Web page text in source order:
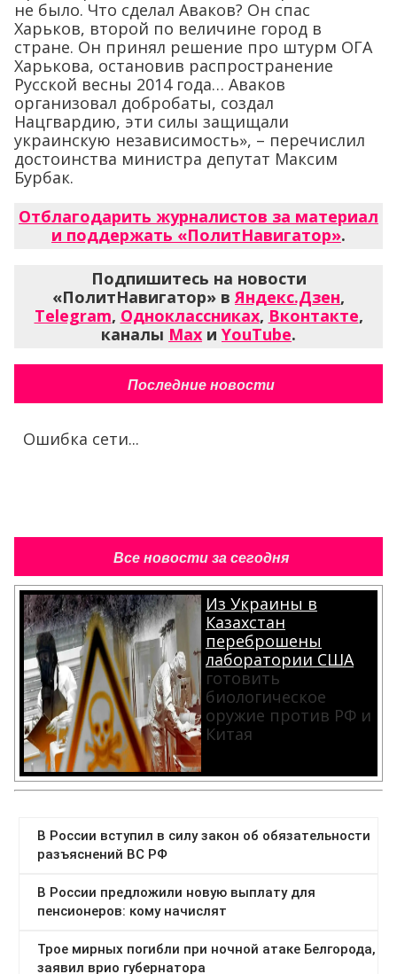
не было. Что сделал Аваков? Он спас
Харьков, второй по величине город в
стране. Он принял решение про штурм ОГА
Харькова, остановив распространение
Русской весны 2014 года… Аваков
организовал добробаты, создал
Нацгвардию, эти силы защищали
украинскую независимость», – перечислил
достоинства министра депутат Максим
Бурбак.
Отблагодарить журналистов за материал
и поддержать «ПолитНавигатор».
Подпишитесь на новости
«ПолитНавигатор» вЯндекс.Дзен,
Telegram, Одноклассниках, Вконтакте,
каналы Max и YouTube.
Последние новости
Ошибка сети...
Все новости за сегодня
Из Украины в
Казахстан
переброшены
лаборатории США
готовить
биологическое
оружие против РФ и
Китая